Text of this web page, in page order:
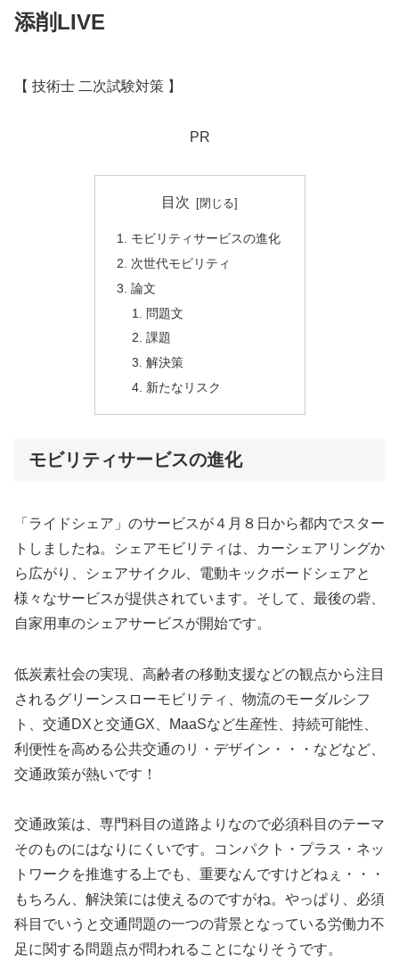
添削LIVE
【 技術士 二次試験対策 】
PR
目次
モビリティサービスの進化
次世代モビリティ
論文
問題文
課題
解決策
新たなリスク
モビリティサービスの進化
「ライドシェア」のサービスが４月８日から都内でスター
トしましたね。シェアモビリティは、カーシェアリングか
ら広がり、シェアサイクル、電動キックボードシェアと
様々なサービスが提供されています。そして、最後の砦、
自家用車のシェアサービスが開始です。
低炭素社会の実現、高齢者の移動支援などの観点から注目
されるグリーンスローモビリティ、物流のモーダルシフ
ト、交通DXと交通GX、MaaSなど生産性、持続可能性、
利便性を高める公共交通のリ・デザイン・・・などなど、
交通政策が熱いです！
交通政策は、専門科目の道路よりなので必須科目のテーマ
そのものにはなりにくいです。コンパクト・プラス・ネッ
トワークを推進する上でも、重要なんですけどねぇ・・・
もちろん、解決策には使えるのですがね。やっぱり、必須
科目でいうと交通問題の一つの背景となっている労働力不
足に関する問題点が問われることになりそうです。